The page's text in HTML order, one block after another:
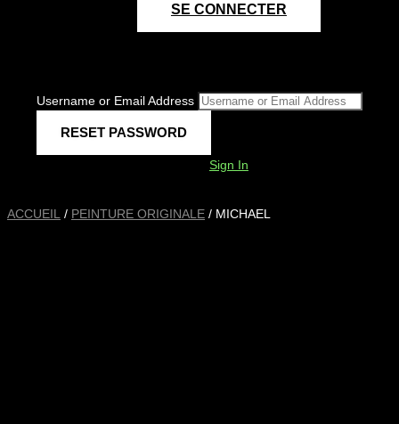
SE CONNECTER
Username or Email Address
Sign In
ACCUEIL / PEINTURE ORIGINALE / MICHAEL